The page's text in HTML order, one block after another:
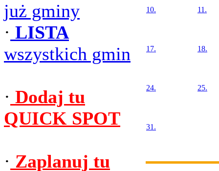
już gminy
· LISTA
wszystkich gmin
· Dodaj tu
QUICK SPOT
· Zaplanuj tu
10. 11.
17. 18.
24. 25.
31.